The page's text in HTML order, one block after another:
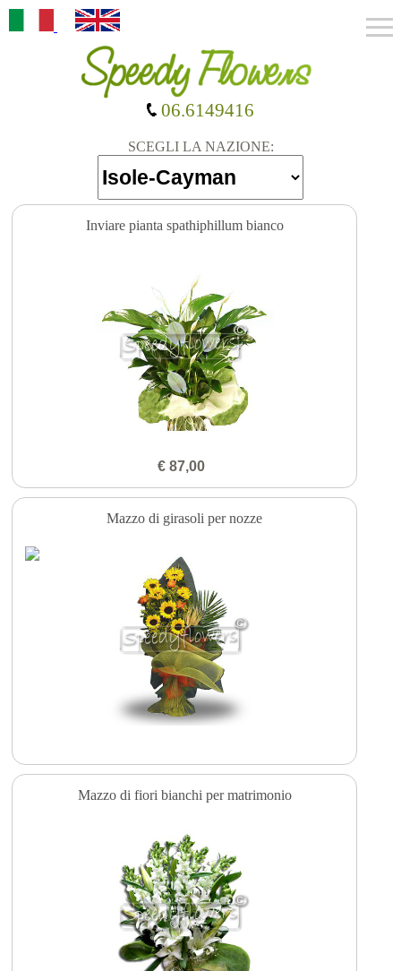
SCEGLI LA NAZIONE:
06.6149416
Inviare pianta spathiphillum bianco
€ 87,00
Mazzo di girasoli per nozze
Mazzo di fiori bianchi per matrimonio